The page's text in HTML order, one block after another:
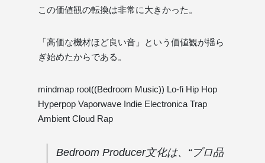
この価値観の転換は非常に大きかった。
「高価な機材ほど良い音」という価値観が揺ら
ぎ始めたからである。
mindmap root((Bedroom Music)) Lo-fi Hip Hop
Hyperpop Vaporwave Indie Electronica Trap
Ambient Cloud Rap
Bedroom Producer文化は、“プロ品